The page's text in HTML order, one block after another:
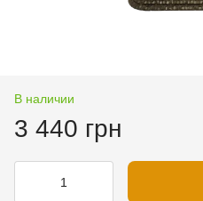
В наличии
3 440 грн